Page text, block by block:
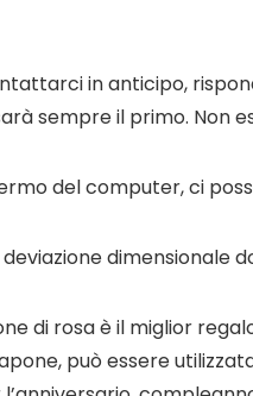
in anticipo,
sempre il primo. Non
del computer, ci
dimensionale
di rosa è il miglior
può essere